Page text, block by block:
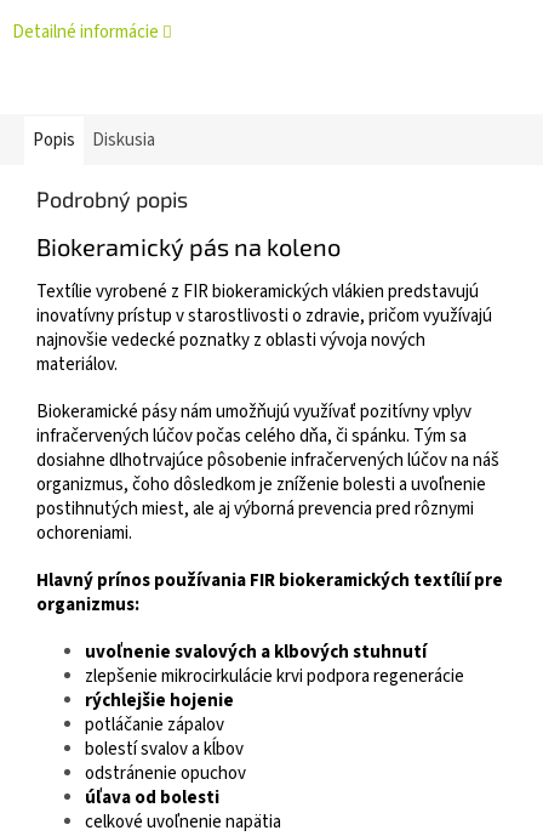
Detailné informácie
Popis Diskusia
Podrobný popis
Biokeramický pás na koleno
Textílie vyrobené z FIR biokeramických vlákien predstavujú
inovatívny prístup v starostlivosti o zdravie, pričom využívajú
najnovšie vedecké poznatky z oblasti vývoja nových
materiálov.
Biokeramické pásy nám umožňujú využívať pozitívny vplyv
infračervených lúčov počas celého dňa, či spánku. Tým sa
dosiahne dlhotrvajúce pôsobenie infračervených lúčov na náš
organizmus, čoho dôsledkom je zníženie bolesti a uvoľnenie
postihnutých miest, ale aj výborná prevencia pred rôznymi
ochoreniami.
Hlavný prínos používania FIR biokeramických textílií pre
organizmus:
uvoľnenie svalových a klbových stuhnutí
zlepšenie mikrocirkulácie krvi podpora regenerácie
rýchlejšie hojenie
potláčanie zápalov
bolestí svalov a kĺbov
odstránenie opuchov
úľava od bolesti
celkové uvoľnenie napätia